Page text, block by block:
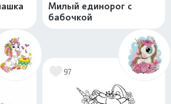
Милый единорог с
бабочкой
97